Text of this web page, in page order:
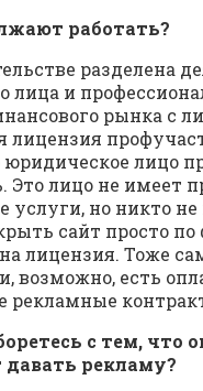
работать?
разделена
лица и
рынка с
лицензия
юридическое лицо
Это лицо не имеет
услуги, но никто
сайт просто по
лицензия. Тоже
возможно, есть
рекламные
с тем, что
рекламу?